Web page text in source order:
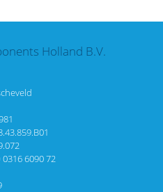
Holland B.V.
0316 6090 72